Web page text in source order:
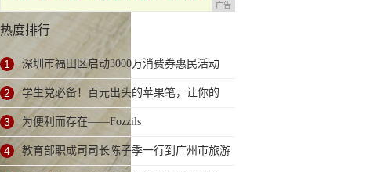
广告
热度排行
1 深圳市福田区启动3000万消费券惠民活动
2 学生党必备！百元出头的苹果笔，让你的
iPad成为学习神器
3 为便利而存在——Fozzils
4 教育部职成司司长陈子季一行到广州市旅游